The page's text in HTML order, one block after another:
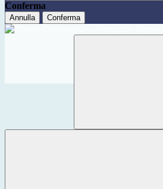
Conferma
Annulla Conferma